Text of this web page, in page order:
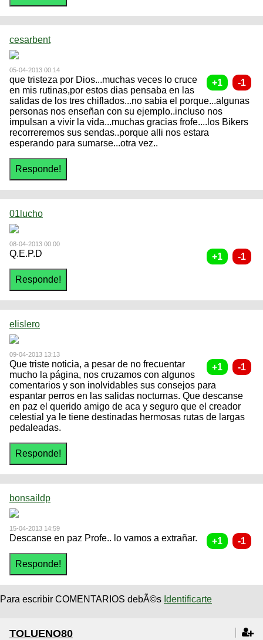
cesarbent
05-04-2013 00:14
que tristeza por Dios...muchas veces lo cruce
en mis rutinas,por estos dias pensaba en las
salidas de los tres chiflados...no sabia el porque...algunas
personas nos enseñan con su ejemplo..incluso nos
impulsan a vivir la vida...muchas gracias frofe....los Bikers
recorreremos sus sendas..porque alli nos estara
esperando para sumarse...otra vez..
01lucho
08-04-2013 00:00
Q.E.P.D
elislero
09-04-2013 13:13
Que triste noticia, a pesar de no frecuentar
mucho la página, nos cruzamos con algunos
comentarios y son inolvidables sus consejos para
espantar perros en las salidas nocturnas. Que descanse
en paz el querido amigo de aca y seguro que el creador
celestial ya le tiene destinadas hermosas rutas de largas
pedaleadas.
bonsaildp
15-04-2013 14:59
Descanse en paz Profe.. lo vamos a extrañar.
Para escribir COMENTARIOS debÃ©s Identificarte
TOLUENO80